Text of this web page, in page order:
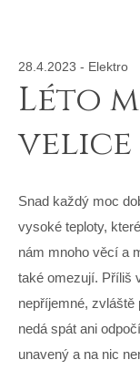
28.4.2023 - Elektro
Léto
Snad každý moc
vysoké teploty,
nám mnoho věcí a
také omezují. Příliš
nepříjemné, zvláště
nedá spát ani
unavený a na nic